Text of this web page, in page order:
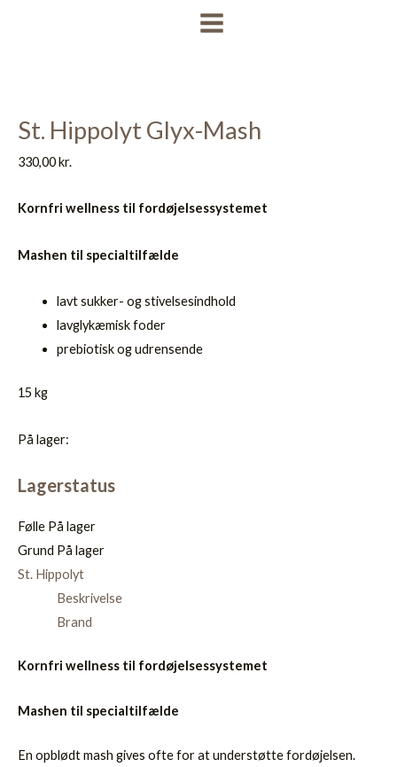
MAIN
St. Hippolyt Glyx-Mash
330,00kr.
Kornfri wellness til fordøjelsessystemet
Mashen til specialtilfælde
lavt sukker- og stivelsesindhold
lavglykæmisk foder
prebiotisk og udrensende
15 kg
På lager:
Lagerstatus
Følle På lager
Grund På lager
St. Hippolyt
Beskrivelse
Brand
Kornfri wellness til fordøjelsessystemet
Mashen til specialtilfælde
En opblødt mash gives ofte for at understøtte fordøjelsen.